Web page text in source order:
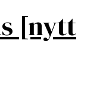
[nytt